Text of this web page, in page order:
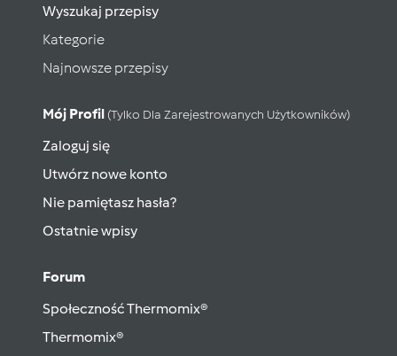
Wyszukaj przepisy
Kategorie
Najnowsze przepisy
Mój Profil (tylko Dla Zarejestrowanych Użytkowników)
Zaloguj się
Utwórz nowe konto
Nie pamiętasz hasła?
Ostatnie wpisy
Forum
Społeczność Thermomix®
Thermomix®